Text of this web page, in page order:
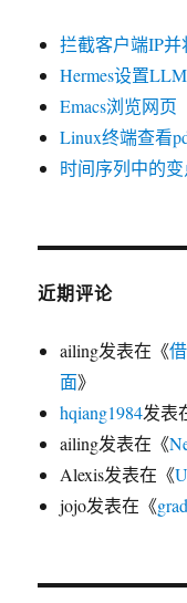
拦截客户端IP
Hermes设置
Emacs浏览网页
Linux终端查看
时间序列中的
近期评论
ailing发表在《
面》
hqiang1984发表
ailing发表在《
Alexis发表在《
jojo发表在《